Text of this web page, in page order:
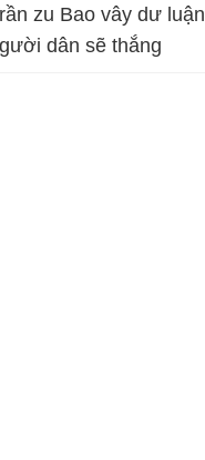
zu Bao vây dư luận
dân sẽ thắng